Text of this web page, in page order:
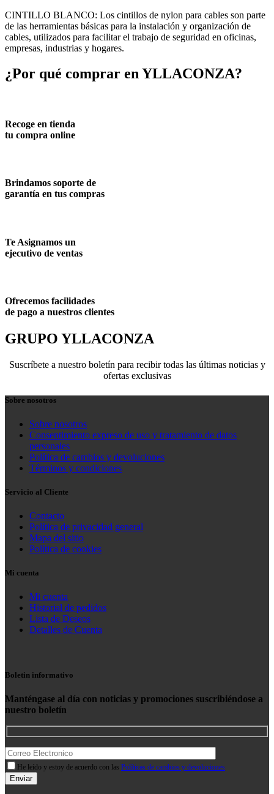
CINTILLO BLANCO: Los cintillos de nylon para cables son parte
de las herramientas básicas para la instalación y organización de
cables, utilizados para facilitar el trabajo de seguridad en oficinas,
empresas, industrias y hogares.
¿Por qué comprar en YLLACONZA?
Recoge en tienda
tu compra online
Brindamos soporte de
garantía en tus compras
Te Asignamos un
ejecutivo de ventas
Ofrecemos facilidades
de pago a nuestros clientes
GRUPO YLLACONZA
Suscríbete a nuestro boletín para recibir todas las últimas noticias y
ofertas exclusivas
Sobre nosotros
Sobre nosotros
Consentimiento expreso de uso y tratamiento de datos
personales
Política de cambios y devoluciones
Términos y condiciones
Servicio al Cliente
Contacto
Política de privacidad general
Mapa del sitio
Política de cookies
Mi cuenta
Mi cuenta
Historial de pedidos
Lista de Deseos
Detalles de Cuenta
Boletin informativo
Manténgase al día con noticias y promociones suscribiéndose a
nuestro boletín
He leído y estoy de acuerdo con las Políticas de cambios y devoluciones